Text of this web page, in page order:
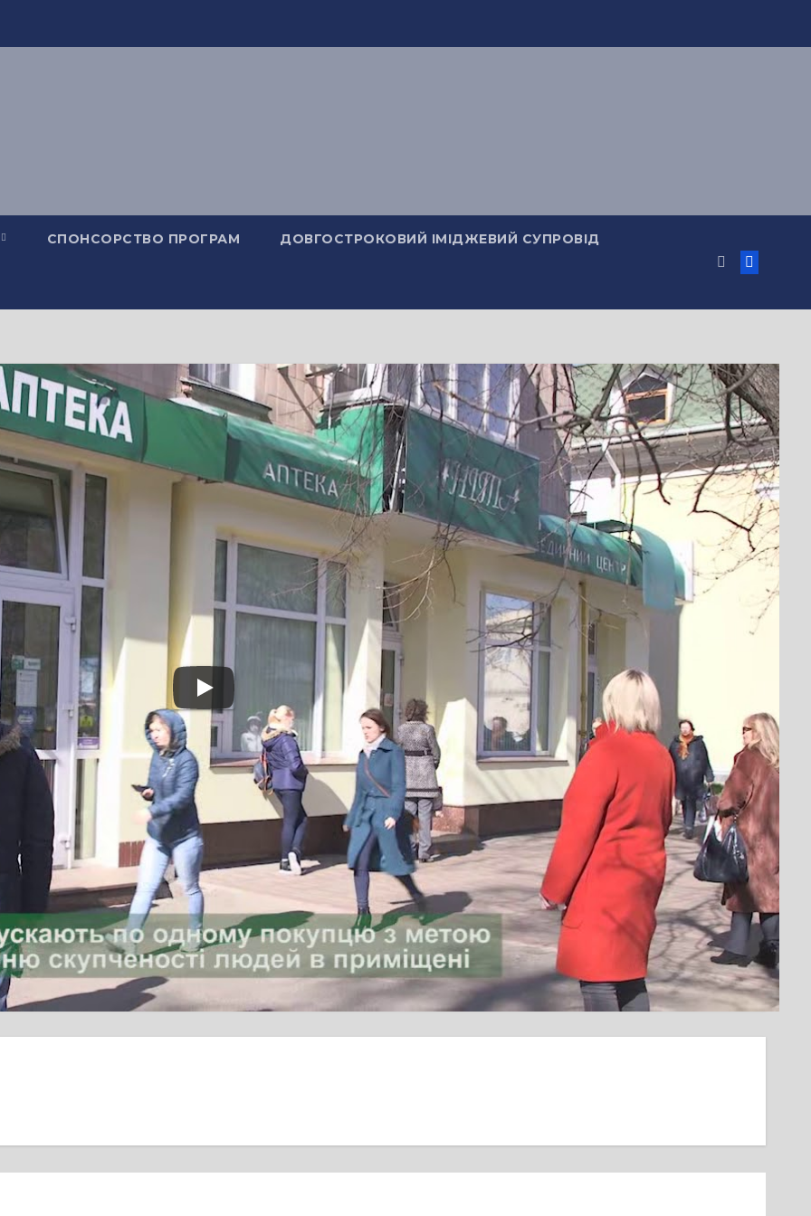
СПОНСОРСТВО ПРОГРАМ ДОВГОСТРОКОВИЙ ІМІДЖЕВИЙ СУПРОВІД
пускають лише по одному покупцю,
,#коронавірус
метою запобігання скупченості людей у приміщенні.
У Смілі карантин майже не вплинув на ритм життя містян
В ЧЕРКАСАХ
резервний фонд і